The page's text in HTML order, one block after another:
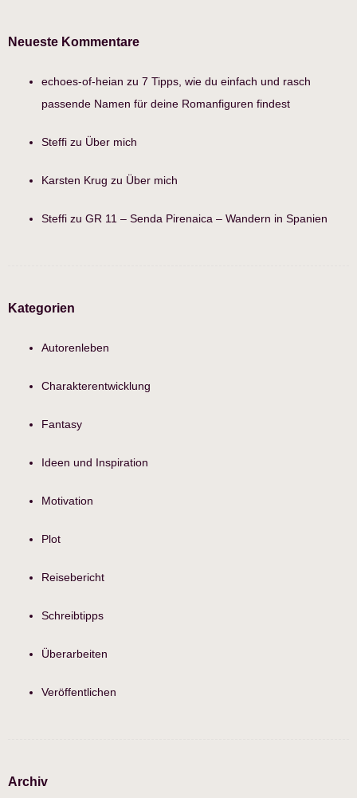
Neueste Kommentare
echoes-of-heian zu 7 Tipps, wie du einfach und rasch
passende Namen für deine Romanfiguren findest
Steffi zu Über mich
Karsten Krug zu Über mich
Steffi zu GR 11 – Senda Pirenaica – Wandern in Spanien
Kategorien
Autorenleben
Charakterentwicklung
Fantasy
Ideen und Inspiration
Motivation
Plot
Reisebericht
Schreibtipps
Überarbeiten
Veröffentlichen
Archiv